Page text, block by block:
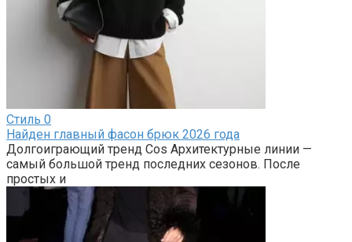
Стиль 0
Найден главный фасон брюк 2026 года
Долгоиграющий тренд Cos Архитектурные линии —
самый большой тренд последних сезонов. После
простых и